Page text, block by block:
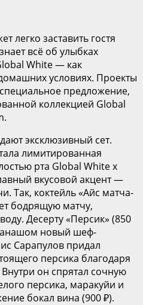
легко заставить гостя
всё об улыбках
White — как
условиях. Проекты
предложение,
коллекцией Global
эксклюзивный сет.
лимитированная
рта Global White x
вкусовой акцент —
Так, коктейль «Айс матча-
бодрящую матчу,
Десерту «Персик» (850
новый шеф-
Сарапулов придал
персика благодаря
он спрятал сочную
персика, маракуйи и
бокал вина (900 ₽).